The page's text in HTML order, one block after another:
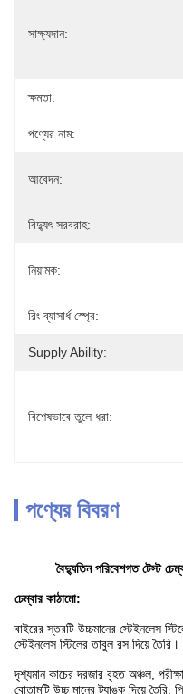
সাক্ষ্যদান:
ক্ষমতা:
পণ্যের নাম:
আবেদন:
বিদ্যুৎ সরবরাহ:
নিয়ামক:
রিং ব্যাসার্ধ স্প্রে:
Supply Ability:
বিশেষভাবে তুলে ধরা:
পণ্যের বিবরণ
বৈদ্যুতিন পরিবেশগত টেস্ট
চেম্বার কাঠামো:
বাইরের স্তরটি উচ্চমানের স্টেইনলেস
স্টেইনলেস স্টিলের তাবুল রস দিয়ে তৈরি।
দৃশ্যমান কাচের দরজার বৃহত অঞ্চল,
বোতামটি উচ্চ মানের ট্যাঙ্ক দিয়ে